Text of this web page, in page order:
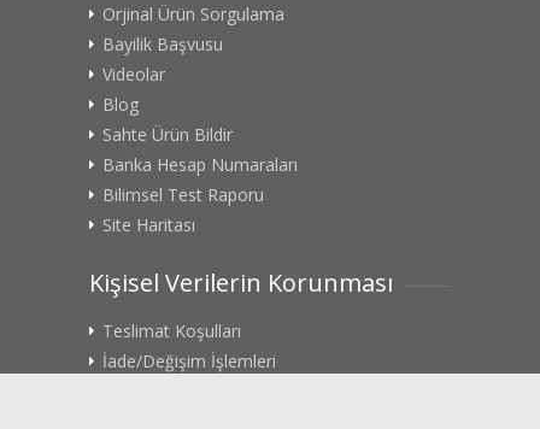
Orjinal Ürün Sorgulama
Bayilik Başvusu
Videolar
Blog
Sahte Ürün Bildir
Banka Hesap Numaraları
Bilimsel Test Raporu
Site Haritası
Kişisel Verilerin Korunması
Teslimat Koşulları
İade/Değişim İşlemleri